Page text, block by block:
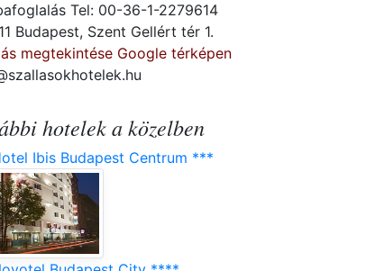
Tel: 00-36-1-2279614
Budapest, Szent Gellért tér 1.
megtekintése Google térképen
hotelek a közelben
Ibis Budapest Centrum ***